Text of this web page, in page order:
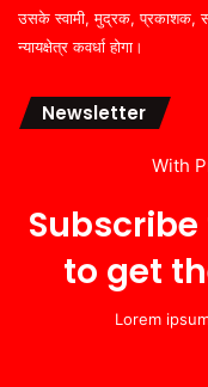
उसके स्वामी, मुद्रक, प्रकाशक,
न्यायक्षेत्र कवर्धा होगा।
Newsletter
With
to get
Lorem